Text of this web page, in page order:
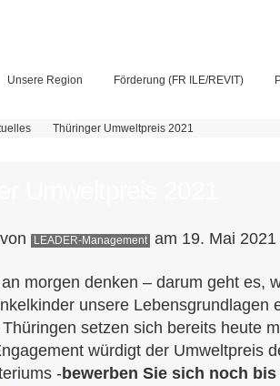
Unsere Region Förderung (FR ILE/REVIT)
Thüringer Umweltpreis 2021
LEADER-Management am 19. Mai
morgen denken – darum geht es,
unsere Lebensgrundlagen
setzen sich bereits heute
würdigt der Umweltpreis
-bewerben Sie sich noch bis